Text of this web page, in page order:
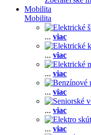
Mobilita
Mobilita
... viac
... viac
... viac
... viac
... viac
... viac